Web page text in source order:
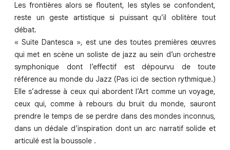
Les frontières alors se floutent, les styles se confondent,
reste un geste artistique si puissant qu’il oblitère tout
débat.
« Suite Dantesca », est une des toutes premières œuvres
qui met en scène un soliste de jazz au sein d’un orchestre
symphonique dont l’effectif est dépourvu de toute
référence au monde du Jazz (Pas ici de section rythmique.)
Elle s’adresse à ceux qui abordent l’Art comme un voyage,
ceux qui, comme à rebours du bruit du monde, sauront
prendre le temps de se perdre dans des mondes inconnus,
dans un dédale d’inspiration dont un arc narratif solide et
articulé est la boussole .